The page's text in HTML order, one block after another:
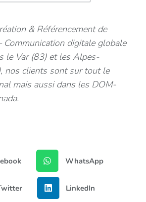
& Référencement de
Communication digitale globale
le Var (83) et les Alpes-
nos clients sont sur tout le
mais aussi dans les DOM-
WhatsApp
LinkedIn